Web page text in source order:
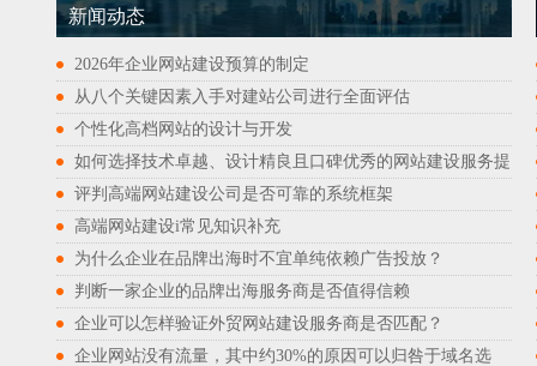
新闻动态
2026年企业网站建设预算的制定
从八个关键因素入手对建站公司进行全面评估
个性化高档网站的设计与开发
如何选择技术卓越、设计精良且口碑优秀的网站建设服务提
评判高端网站建设公司是否可靠的系统框架
高端网站建设i常见知识补充
为什么企业在品牌出海时不宜单纯依赖广告投放？
判断一家企业的品牌出海服务商是否值得信赖
企业可以怎样验证外贸网站建设服务商是否匹配？
企业网站没有流量，其中约30%的原因可以归咎于域名选